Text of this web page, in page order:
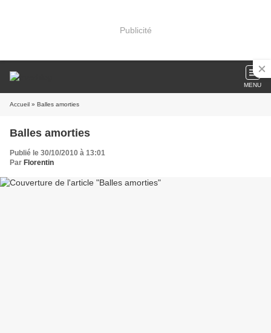
Publicité
MENU
Accueil » Balles amorties
Balles amorties
Publié le 30/10/2010 à 13:01
Par Florentin